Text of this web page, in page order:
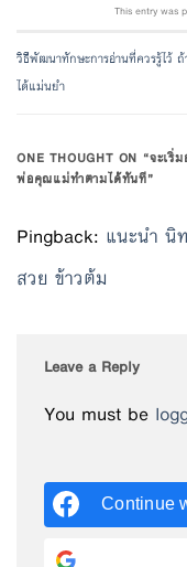
This entry was
วิธีพัฒนาทักษะการอ่านที่ควรรู้ไว้
ได้แม่นยำ
ONE THOUGHT ON “จะเริ่
พ่อคุณแม่ทำตามได้ทันที”
Pingback: แนะนำ นิ
สวย ข้าวต้ม
Leave a Reply
You must be
Continue